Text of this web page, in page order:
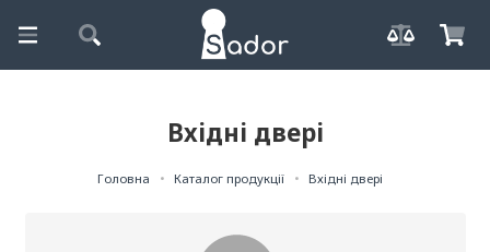
Вхідні двері
Головна Каталог продукції Вхідні двері